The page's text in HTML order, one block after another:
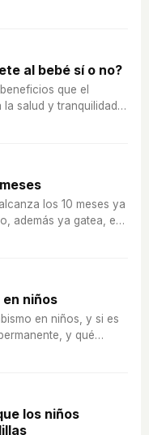
trucos para
al bebé sí o no?
que el
salud y tranquilidad
algunos de ellos
los 10 meses ya
además ya gatea, e
a dar sus
niños
en niños, y si es
y qué
para corregirlo, si
los niños